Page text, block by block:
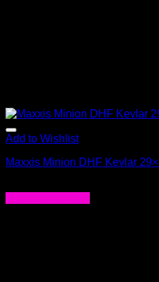
Add to Wishlist
Maxxis Minion DHF Kevlar